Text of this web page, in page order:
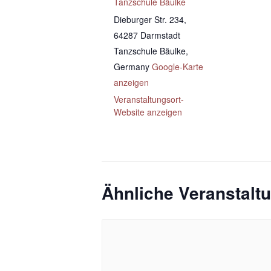
Dieburger Str. 234,
64287 Darmstadt
Tanzschule Bäulke,
Germany Google-Karte
anzeigen
Veranstaltungsort-
Website anzeigen
Ähnliche